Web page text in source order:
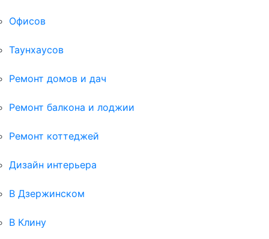
Офисов
Таунхаусов
Ремонт домов и дач
Ремонт балкона и лоджии
Ремонт коттеджей
Дизайн интерьера
В Дзержинском
В Клину